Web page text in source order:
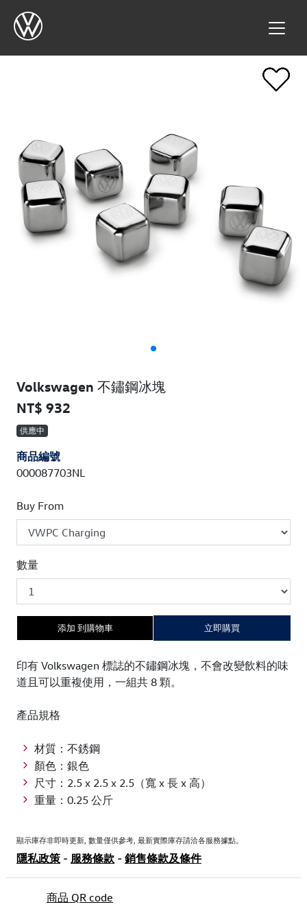
Volkswagen 不鏽鋼冰塊
NT$ 932
供應中
商品編號
000087703NL
Buy From
數量
添加 到購物車 立即購買
印有 Volkswagen 標誌的不鏽鋼冰塊，不會改變飲料的味
道且可以重複使用，一組共 8 顆。
產品規格
材質：不銹鋼
顏色：銀色
尺寸：2.5 x 2.5 x 2.5（寬 x 長 x 高）
重量：0.25 公斤
顯示庫存非即時更新, 數量僅供參考, 最新實際庫存請洽各服務據點。
隱私政策 - 服務條款 - 銷售條款及條件
商品 QR code